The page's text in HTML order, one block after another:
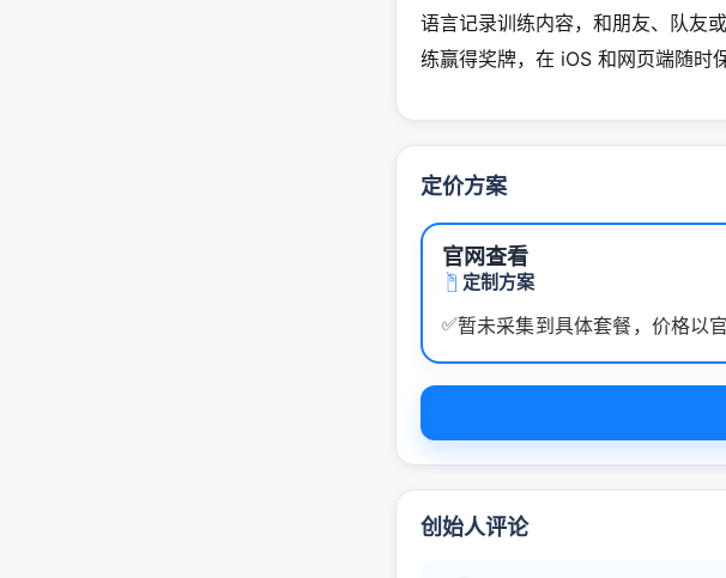
语言记录训练内容，和朋友、队友
练赢得奖牌，在 iOS 和网页端随时
定价方案
官网查看
定制方案
✅暂未采集到具体套餐，价格以
创始人评论